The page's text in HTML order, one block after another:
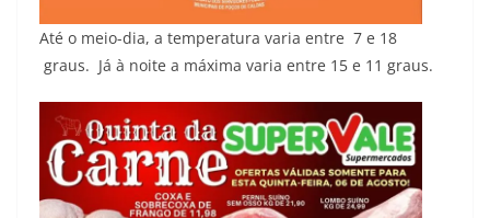
Até o meio-dia, a temperatura varia entre 7 e 18
graus. Já à noite a máxima varia entre 15 e 11 graus.